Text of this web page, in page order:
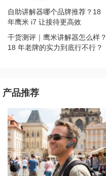
自助讲解器哪个品牌推荐？18
年鹰米 i7 让接待更高效
干货测评｜鹰米讲解器怎么样？
18 年老牌的实力到底行不行？
产品推荐